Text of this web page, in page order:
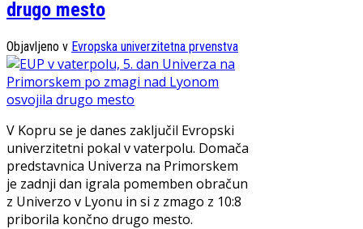
drugo mesto
Objavljeno v Evropska univerzitetna prvenstva
V Kopru se je danes zaključil Evropski
univerzitetni pokal v vaterpolu. Domača
predstavnica Univerza na Primorskem
je zadnji dan igrala pomemben obračun
z Univerzo v Lyonu in si z zmago z 10:8
priborila končno drugo mesto.